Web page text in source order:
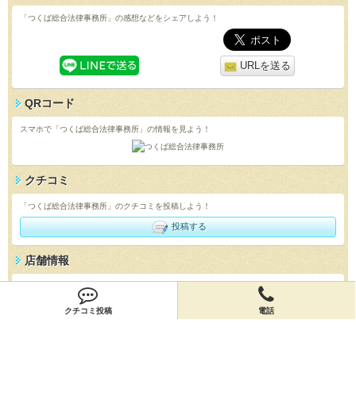
クチコミ投稿 電話
「つくば総合法律事務所」の感想などをシェアしよう！
URLを送る
QRコード
スマホで「つくば総合法律事務所」の情報を見よう！
クチコミ
「つくば総合法律事務所」のクチコミを投稿しよう！
投稿する
店舗情報
「つくば総合法律事務所」の店舗情報を編集しよう！